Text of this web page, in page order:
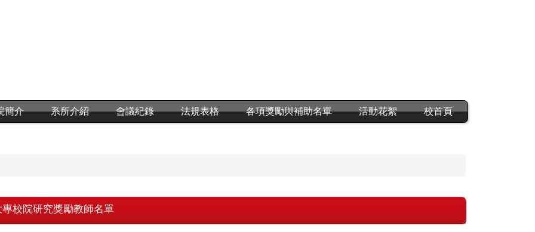
簡介 系所介紹 會議紀錄 法規表格 各項獎勵與補助名單 活動花絮 校首頁
校院研究獎勵教師名單